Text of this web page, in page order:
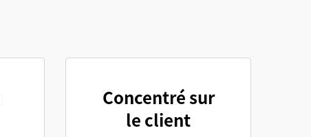
Concentré sur
le client